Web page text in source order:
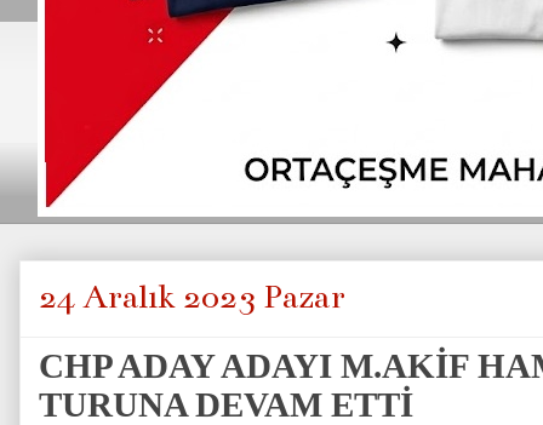
24 Aralık 2023 Pazar
CHP ADAY ADAYI M.AKİF
TURUNA DEVAM ETTİ